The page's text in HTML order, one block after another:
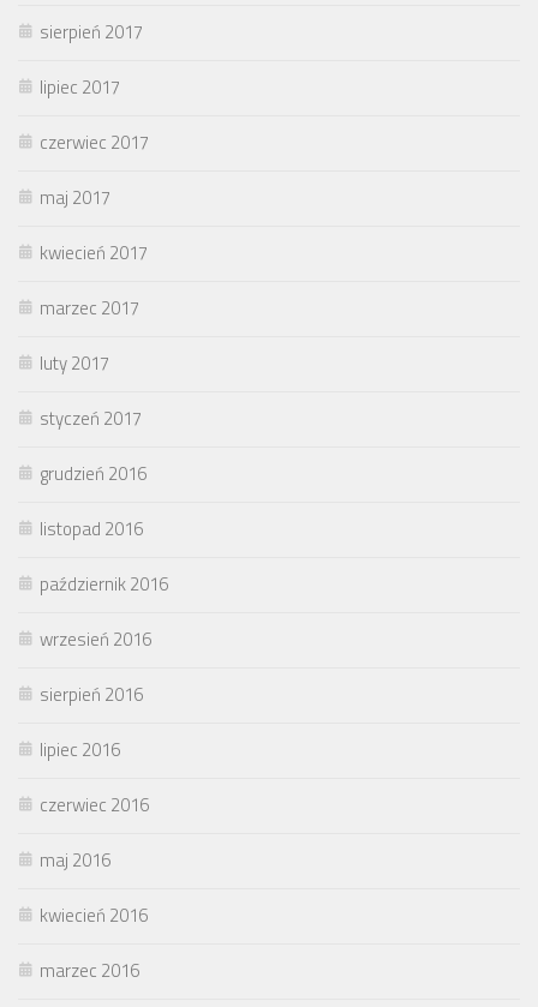
sierpień 2017
lipiec 2017
czerwiec 2017
maj 2017
kwiecień 2017
marzec 2017
luty 2017
styczeń 2017
grudzień 2016
listopad 2016
październik 2016
wrzesień 2016
sierpień 2016
lipiec 2016
czerwiec 2016
maj 2016
kwiecień 2016
marzec 2016